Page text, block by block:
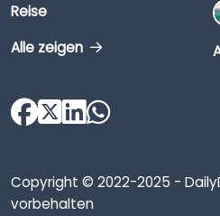
Reise
Alle zeigen
Copyright © 2022-2025 -
vorbehalten